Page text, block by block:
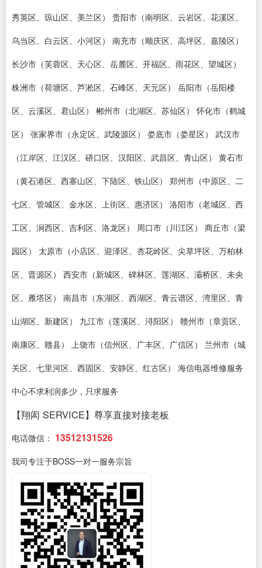
秀英区、琼山区、美兰区） 贵阳市（南明区、云岩区、花溪区、
乌当区、白云区、小河区） 南充市（顺庆区、高坪区、嘉陵区）
长沙市（芙蓉区、天心区、岳麓区、开福区、雨花区、望城区）
株洲市（荷塘区、芦淞区、石峰区、天元区） 岳阳市（岳阳楼
区、云溪区、君山区） 郴州市（北湖区、苏仙区） 怀化市（鹤城
区） 张家界市（永定区、武陵源区） 娄底市（娄星区） 武汉市
（江岸区、江汉区、硚口区、汉阳区、武昌区、青山区） 黄石市
（黄石港区、西寨山区、下陆区、铁山区） 郑州市（中原区、二
七区、管城区、金水区、上街区、惠济区） 洛阳市（老城区、西
工区、涧西区、吉利区、洛龙区） 周口市（川江区） 商丘市（梁
园区） 太原市（小店区、迎泽区、杏花岭区、尖草坪区、万柏林
区、晋源区） 西安市（新城区、碑林区、莲湖区、灞桥区、未央
区、雁塔区） 南昌市（东湖区、西湖区、青云谱区、湾里区、青
山湖区、新建区） 九江市（莲溪区、浔阳区） 赣州市（章贡区、
南康区、赣县） 上饶市（信州区、广丰区、广信区） 兰州市（城
关区、七里河区、西固区、安静区、红古区） 海信电器维修服务
中心不求利润多少，只求服务
【翔闳 SERVICE】尊享直接对接老板
电话微信： 13512131526
我司专注于BOSS一对一服务宗旨